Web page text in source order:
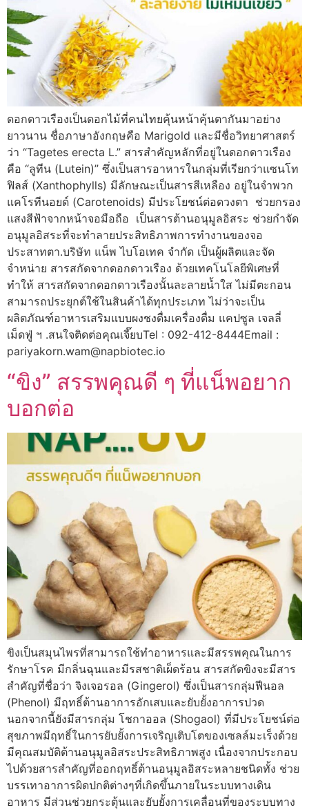
ดอกดาวเรืองเป็นดอกไม้ที่คนไทยคุ้นหน้าคุ้นตากันมาอย่าง
ยาวนาน ชื่อภาษาอังกฤษคือ Marigold และมีชื่อวิทยาศาสตร์
ว่า “Tagetes erecta L.” สารสำคัญหลักที่อยู่ในดอกดาวเรือง
คือ “ลูทีน (Lutein)” ซึ่งเป็นสารอาหารในกลุ่มที่เรียกว่าแซนโท
ฟิลส์ (Xanthophylls) มีลักษณะเป็นสารสีเหลือง อยู่ในจำพวก
แคโรทีนอยด์ (Carotenoids) มีประโยชน์ต่อดวงตา ช่วยกรอง
แสงสีฟ้าจากหน้าจอมือถือ เป็นสารต้านอนุมูลอิสระ ช่วยกำจัด
อนุมูลอิสระที่จะทำลายประสิทธิภาพการทำงานของจอ
ประสาทตา.บริษัท แน็พ ไบโอเทค จำกัด เป็นผู้ผลิตและจัด
จำหน่าย สารสกัดจากดอกดาวเรือง ด้วยเทคโนโลยีพิเศษที่
ทำให้ สารสกัดจากดอกดาวเรืองนั้นละลายน้ำใส ไม่มีตะกอน
สามารถประยุกต์ใช้ในสินค้าได้ทุกประเภท ไม่ว่าจะเป็น
ผลิตภัณฑ์อาหารเสริมแบบผงชงดื่มเครื่องดื่ม แคปซูล เจลลี่
เม็ดฟู่ ฯ .สนใจติดต่อคุณเจี๊ยบTel : 092-412-8444Email :
pariyakorn.wam@napbiotec.io
“ขิง” สรรพคุณดี ๆ ที่แน็พอยาก
บอกต่อ
ขิงเป็นสมุนไพรที่สามารถใช้ทำอาหารและมีสรรพคุณในการ
รักษาโรค มีกลิ่นฉุนและมีรสชาติเผ็ดร้อน สารสกัดขิงจะมีสาร
สำคัญที่ชื่อว่า จิงเจอรอล (Gingerol) ซึ่งเป็นสารกลุ่มฟีนอล
(Phenol) มีฤทธิ์ต้านอาการอักเสบและยับยั้งอาการปวด
นอกจากนี้ยังมีสารกลุ่ม โชกาออล (Shogaol) ที่มีประโยชน์ต่อ
สุขภาพมีฤทธิ์ในการยับยั้งการเจริญเติบโตของเซลล์มะเร็งด้วย
มีคุณสมบัติต้านอนุมูลอิสระประสิทธิภาพสูง เนื่องจากประกอบ
ไปด้วยสารสำคัญที่ออกฤทธิ์ต้านอนุมูลอิสระหลายชนิดทั้ง ช่วย
บรรเทาอาการผิดปกติต่างๆที่เกิดขึ้นภายในระบบทางเดิน
อาหาร มีส่วนช่วยกระตุ้นและยับยั้งการเคลื่อนที่ของระบบทาง